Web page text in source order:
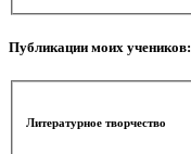
Публикации моих учеников:
Литературное творчество